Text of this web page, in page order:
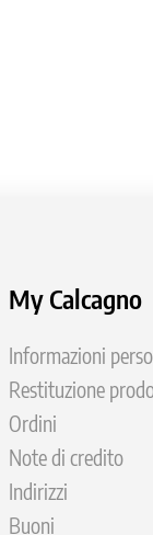
My Calcagno
Informazioni
Restituzione
Ordini
Note di credito
Indirizzi
Buoni